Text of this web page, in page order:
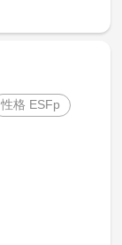
性格 ESFp